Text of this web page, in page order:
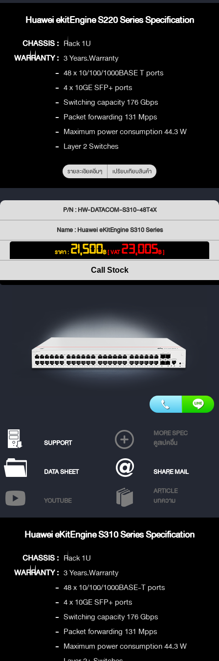
Huawei ekitEngine S220 Series Specification
CHASSIS : Rack 1U
WARRANTY : 3 Years.Warranty
- 48 x 10/100/1000BASE T ports
- 4 x 10GE SFP+ ports
- Switching capacity 176 Gbps
- Packet forwarding 131 Mpps
- Maximum power consumption 44.3 W
- Layer 2 Switches
รายละเอียดอื่นๆ เปรียบเทียบสินค้า
P/N : HW-DATACOM-S310-48T4X
Name : Huawei eKitEngine S310 Series
ราคา : 21,500฿[ VAT23,005฿ ]
Call Stock
SUPPORT
MORE SPEC
ดูสเปคอื่น
DATA SHEET SHARE MAIL
YOUTUBE
ARTICLE
บทความ
Huawei eKitEngine S310 Series Specification
CHASSIS : Rack 1U
WARRANTY : 3 Years.Warranty
- 48 x 10/100/1000BASE-T ports
- 4 x 10GE SFP+ ports
- Switching capacity 176 Gbps
- Packet forwarding 131 Mpps
- Maximum power consumption 44.3 W